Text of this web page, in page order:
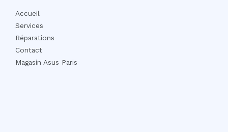
Accueil
Services
Réparations
Contact
Magasin Asus Paris